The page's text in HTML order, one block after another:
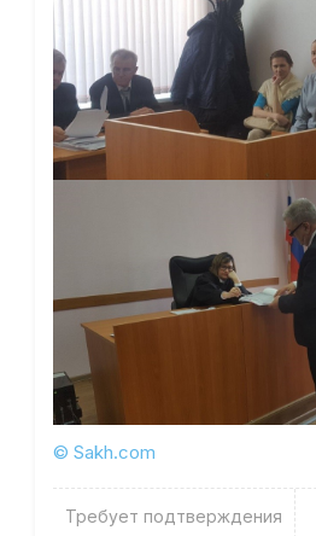
© Sakh.com
Требует подтверждения